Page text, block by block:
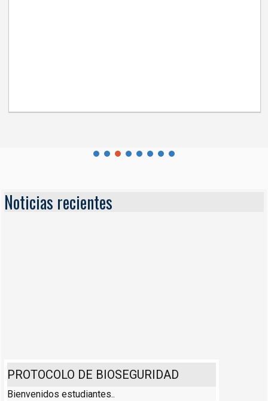
Noticias recientes
PROTOCOLO DE BIOSEGURIDAD
Bienvenidos estudiantes..